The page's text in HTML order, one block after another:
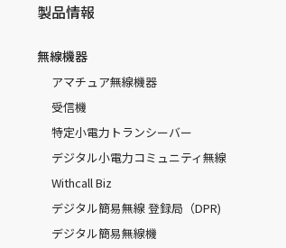
製品情報
無線機器
アマチュア無線機器
受信機
特定小電力トランシーバー
デジタル小電力コミュニティ無線
Withcall Biz
デジタル簡易無線 登録局（DPR)
デジタル簡易無線機